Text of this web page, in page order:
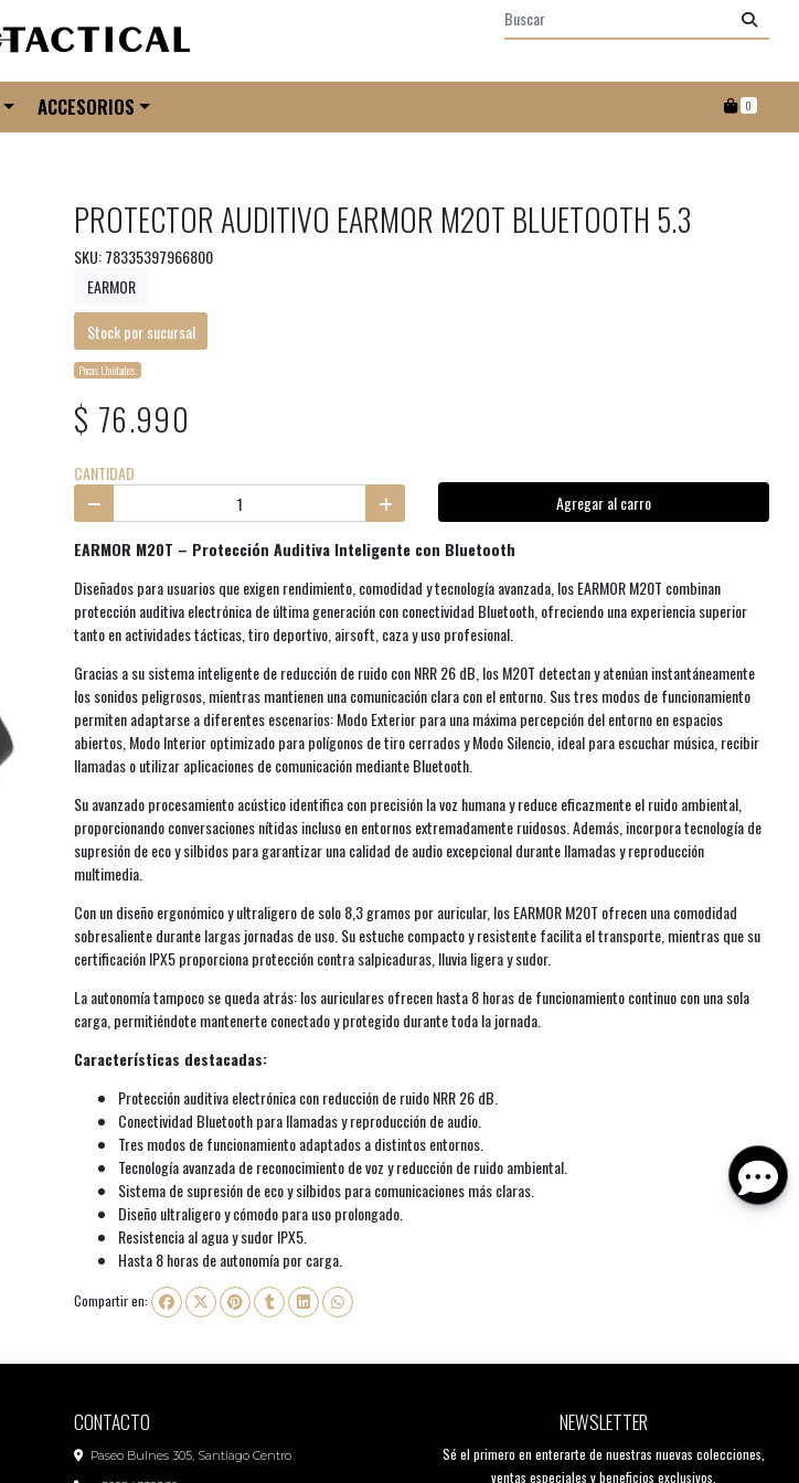
ACCESORIOS 0
PROTECTOR AUDITIVO EARMOR M20T BLUETOOTH 5.3
SKU: 78335397966800
EARMOR
Stock por sucursal
Pocas Unidades.
$ 76.990
CANTIDAD
Agregar al carro
EARMOR M20T – Protección Auditiva Inteligente con Bluetooth
Diseñados para usuarios que exigen rendimiento, comodidad y tecnología avanzada, los EARMOR M20T combinan
protección auditiva electrónica de última generación con conectividad Bluetooth, ofreciendo una experiencia superior
tanto en actividades tácticas, tiro deportivo, airsoft, caza y uso profesional.
Gracias a su sistema inteligente de reducción de ruido con NRR 26 dB, los M20T detectan y atenúan instantáneamente
los sonidos peligrosos, mientras mantienen una comunicación clara con el entorno. Sus tres modos de funcionamiento
permiten adaptarse a diferentes escenarios: Modo Exterior para una máxima percepción del entorno en espacios
abiertos, Modo Interior optimizado para polígonos de tiro cerrados y Modo Silencio, ideal para escuchar música, recibir
llamadas o utilizar aplicaciones de comunicación mediante Bluetooth.
Su avanzado procesamiento acústico identifica con precisión la voz humana y reduce eficazmente el ruido ambiental,
proporcionando conversaciones nítidas incluso en entornos extremadamente ruidosos. Además, incorpora tecnología de
supresión de eco y silbidos para garantizar una calidad de audio excepcional durante llamadas y reproducción
multimedia.
Con un diseño ergonómico y ultraligero de solo 8,3 gramos por auricular, los EARMOR M20T ofrecen una comodidad
sobresaliente durante largas jornadas de uso. Su estuche compacto y resistente facilita el transporte, mientras que su
certificación IPX5 proporciona protección contra salpicaduras, lluvia ligera y sudor.
La autonomía tampoco se queda atrás: los auriculares ofrecen hasta 8 horas de funcionamiento continuo con una sola
carga, permitiéndote mantenerte conectado y protegido durante toda la jornada.
Características destacadas:
Protección auditiva electrónica con reducción de ruido NRR 26 dB.
Conectividad Bluetooth para llamadas y reproducción de audio.
Tres modos de funcionamiento adaptados a distintos entornos.
Tecnología avanzada de reconocimiento de voz y reducción de ruido ambiental.
Sistema de supresión de eco y silbidos para comunicaciones más claras.
Diseño ultraligero y cómodo para uso prolongado.
Resistencia al agua y sudor IPX5.
Hasta 8 horas de autonomía por carga.
Compartir en:
CONTACTO
Paseo Bulnes 305, Santiago Centro
NEWSLETTER
Sé el primero en enterarte de nuestras nuevas colecciones,
ventas especiales y beneficios exclusivos.